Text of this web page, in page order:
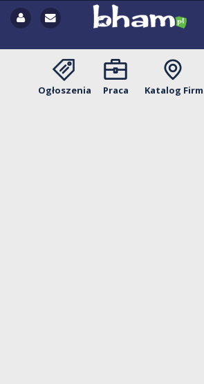
Ogłoszenia Praca Katalog Firm